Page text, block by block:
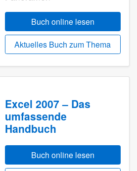
Buch online lesen
Aktuelles Buch zum Thema
Excel 2007 – Das
umfassende
Handbuch
Buch online lesen